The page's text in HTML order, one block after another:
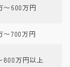
〜600万円
〜700万円
800万円以上